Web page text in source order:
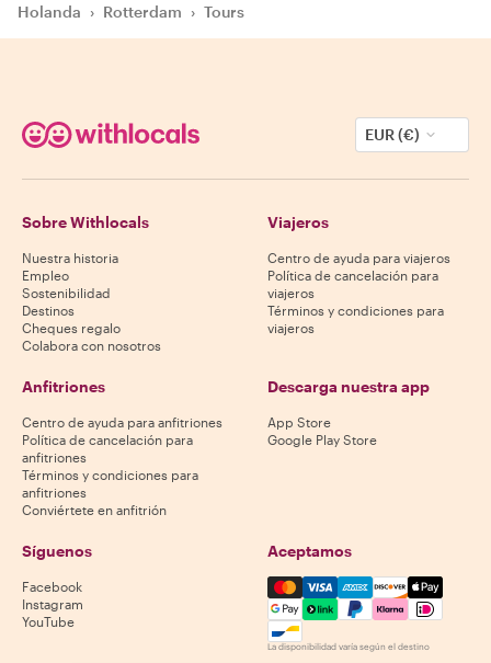
Holanda › Rotterdam › Tours
EUR (€)
Sobre Withlocals
Nuestra historia
Empleo
Sostenibilidad
Destinos
Cheques regalo
Colabora con nosotros
Viajeros
Centro de ayuda para viajeros
Política de cancelación para
viajeros
Términos y condiciones para
viajeros
Anfitriones
Centro de ayuda para anfitriones
Política de cancelación para
anfitriones
Términos y condiciones para
anfitriones
Conviértete en anfitrión
Descarga nuestra app
App Store
Google Play Store
Síguenos
Facebook
Instagram
YouTube
Aceptamos
Mastercard, Visa, Amex,
La disponibilidad varía según el destino